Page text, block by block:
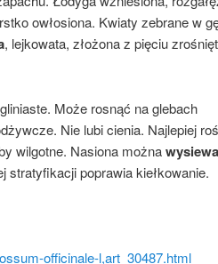
owłosiona. Kwiaty zebrane w
, lejkowata, złożona z pięciu
Może rosnąć na glebach
Nie lubi cienia. Najlepiej
wilgotne. Nasiona można
stratyfikacjipoprawiakiełkowanie.
officinale-l,art_30487.html